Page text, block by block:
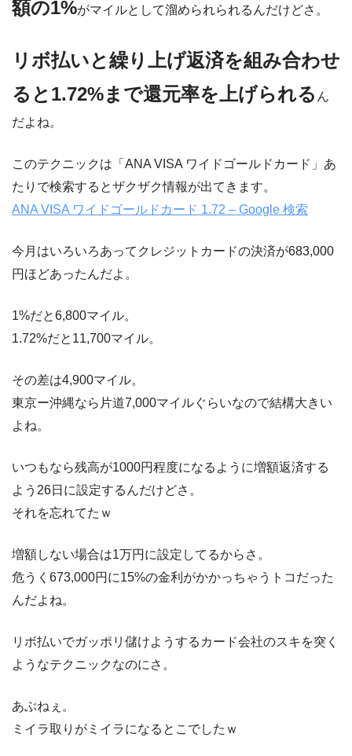
額の1%がマイルとして溜められられるんだけどさ。
リボ払いと繰り上げ返済を組み合わせ
ると1.72%まで還元率を上げられる ん
だよね。
このテクニックは「ANA VISA ワイドゴールドカード」あ
たりで検索するとザクザク情報が出てきます。
ANA VISA ワイドゴールドカード 1.72 – Google 検索
今月はいろいろあってクレジットカードの決済が683,000
円ほどあったんだよ。
1%だと6,800マイル。
1.72%だと11,700マイル。
その差は4,900マイル。
東京ー沖縄なら片道7,000マイルぐらいなので結構大きい
よね。
いつもなら残高が1000円程度になるように増額返済する
よう26日に設定するんだけどさ。
それを忘れてたｗ
増額しない場合は1万円に設定してるからさ。
危うく673,000円に15%の金利がかかっちゃうトコだった
んだよね。
リボ払いでガッポリ儲けようするカード会社のスキを突く
ようなテクニックなのにさ。
あぶねぇ。
ミイラ取りがミイラになるとこでしたｗ